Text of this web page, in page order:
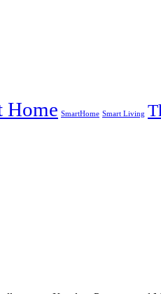
Home SmartHome Smart Living